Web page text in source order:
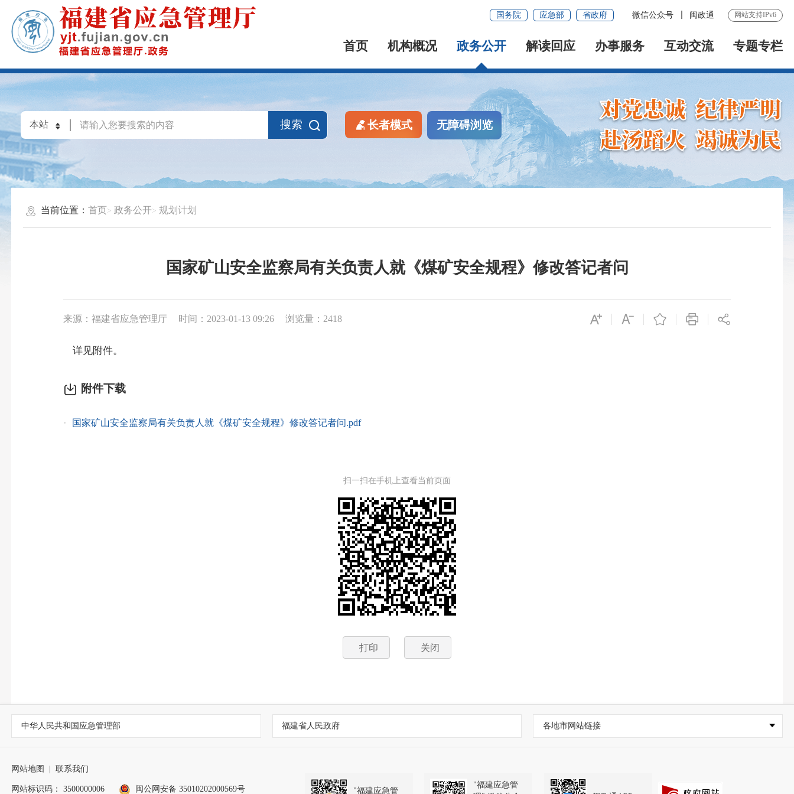
国务院 应急部 省政府 微信公众号 闽政通 网站支持IPv6
首页 机构概况 政务公开 解读回应 办事服务 互动交流 专题专栏
搜索 长者模式 无障碍浏览
当前位置：首页 政务公开 规划计划
国家矿山安全监察局有关负责人就《煤矿安全规程》修改答记者问
来源：福建省应急管理厅 时间：2023-01-13 09:26 浏览量：2418
详见附件。
附件下载
国家矿山安全监察局有关负责人就《煤矿安全规程》修改答记者问.pdf
扫一扫在手机上查看当前页面
打印 关闭
中华人民共和国应急管理部 福建省人民政府 各地市网站链接
网站地图 联系我们
网站标识码： 3500000006 闽公网安备 35010202000569号 "福建应急管
"福建应急管